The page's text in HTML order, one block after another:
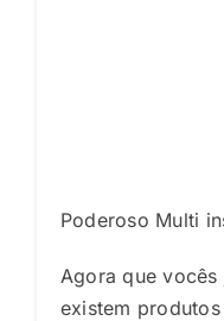
Poderoso Multi
Agora que vocês
existem